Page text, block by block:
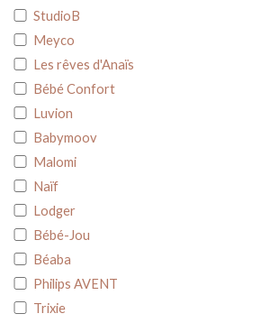
StudioB
Meyco
Les rêves d'Anaïs
Bébé Confort
Luvion
Babymoov
Malomi
Naïf
Lodger
Bébé-Jou
Béaba
Philips AVENT
Trixie